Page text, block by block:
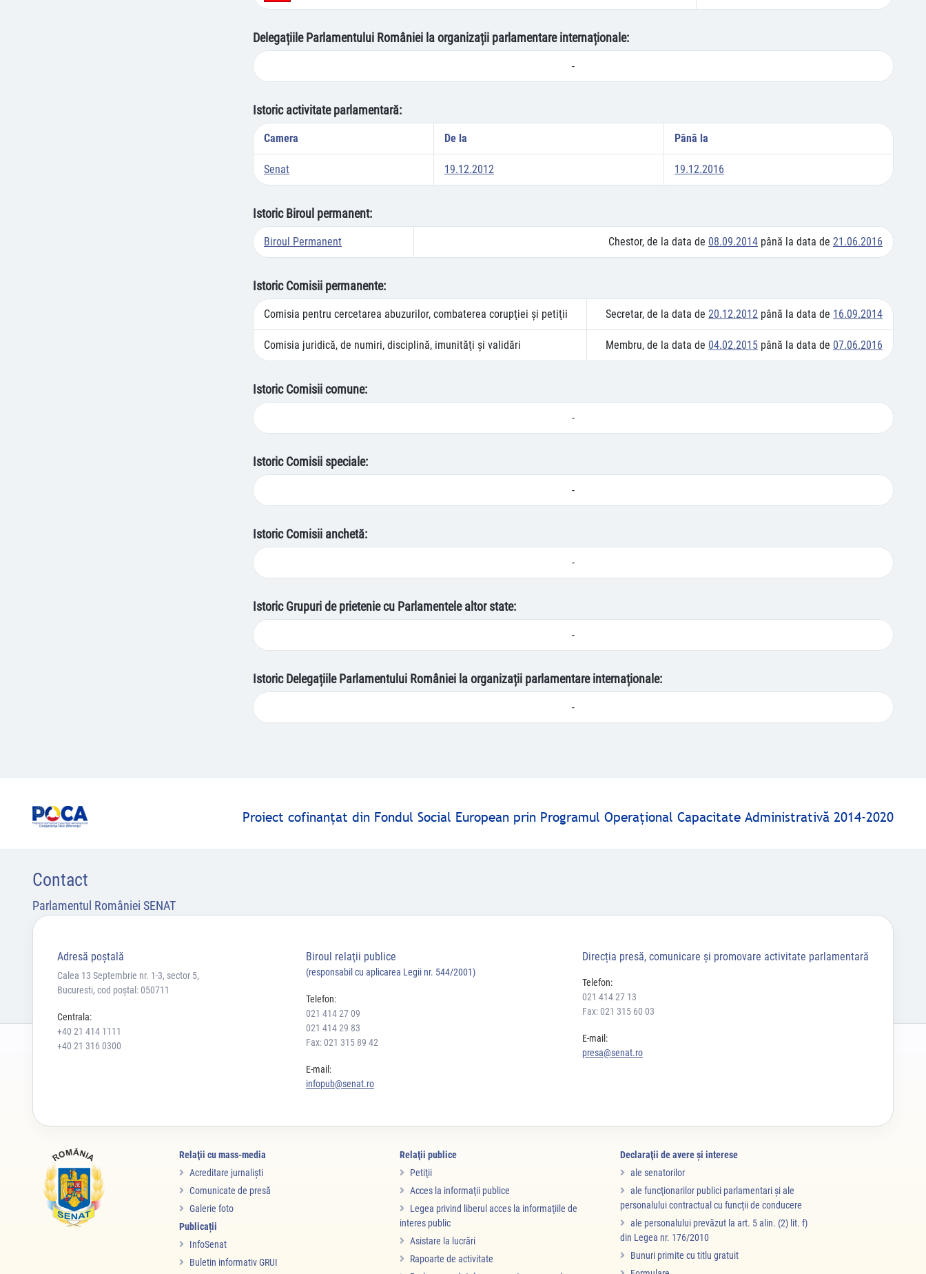
Delegațiile Parlamentului României la organizații parlamentare internaționale:
-
Istoric activitate parlamentară:
Camera De la Până la
Senat 19.12.2012 19.12.2016
Istoric Biroul permanent:
Biroul Permanent Chestor, de la data de 08.09.2014 până la data de 21.06.2016
Istoric Comisii permanente:
Comisia pentru cercetarea abuzurilor, combaterea corupţiei şi petiţii Secretar, de la data de 20.12.2012 până la data de 16.09.2014
Comisia juridică, de numiri, disciplină, imunităţi şi validări Membru, de la data de 04.02.2015 până la data de 07.06.2016
Istoric Comisii comune:
-
Istoric Comisii speciale:
-
Istoric Comisii anchetă:
-
Istoric Grupuri de prietenie cu Parlamentele altor state:
-
Istoric Delegațiile Parlamentului României la organizații parlamentare internaționale:
-
Proiect cofinanţat din Fondul Social European prin Programul Operaţional Capacitate Administrativă 2014-2020
Contact
Parlamentul României SENAT
Adresă poştală
Calea 13 Septembrie nr. 1-3, sector 5,
Bucuresti, cod poștal: 050711
Centrala:
+40 21 414 1111
+40 21 316 0300
Biroul relaţii publice
(responsabil cu aplicarea Legii nr. 544/2001)
Telefon:
021 414 27 09
021 414 29 83
Fax: 021 315 89 42
E-mail:
infopub@senat.ro
Direcția presă, comunicare și promovare activitate parlamentară
Telefon:
021 414 27 13
Fax: 021 315 60 03
E-mail:
presa@senat.ro
Relaţii cu mass-media
Acreditare jurnalişti
Comunicate de presă
Galerie foto
Publicații
InfoSenat
Buletin informativ GRUI
Relaţii publice
Petiţii
Acces la informaţii publice
Legea privind liberul acces la informaţiile de
interes public
Asistare la lucrări
Rapoarte de activitate
Declaraţii de avere şi interese
ale senatorilor
ale funcţionarilor publici parlamentari şi ale
personalului contractual cu funcţii de conducere
ale personalului prevăzut la art. 5 alin. (2) lit. f)
din Legea nr. 176/2010
Bunuri primite cu titlu gratuit